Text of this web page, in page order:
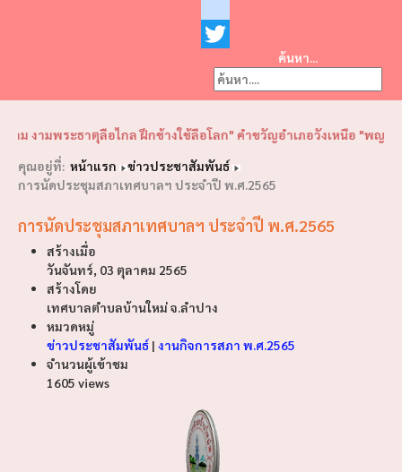
Twitter
ค้นหา...
มพระธาตุลือไกล ฝึกช้างใช้ลือโลก" คำขวัญอำเภอวังเหนือ "พญาวัง
คุณอยู่ที่: หน้าแรก
ข่าวประชาสัมพันธ์
การนัดประชุมสภาเทศบาลฯ ประจำปี พ.ศ.2565
การนัดประชุมสภาเทศบาลฯ ประจำปี พ.ศ.2565
สร้างเมื่อ
วันจันทร์, 03 ตุลาคม 2565
สร้างโดย
เทศบาลตำบลบ้านใหม่ จ.ลำปาง
หมวดหมู่
ข่าวประชาสัมพันธ์ | งานกิจการสภา พ.ศ.2565
จำนวนผู้เข้าชม
1605 views